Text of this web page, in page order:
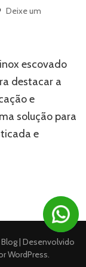
Deixe um
escovado
destacar a
e
solução para
e
| Desenvolvido
WordPress.